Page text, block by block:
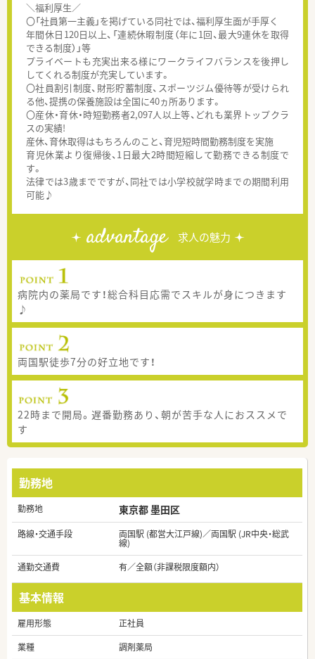
＼福利厚生／
〇「社員第一主義」を掲げている同社では、福利厚生面が手厚く
年間休日120日以上、「連続休暇制度（年に1回、最大9連休を取得
できる制度）」等
プライベートも充実出来る様にワークライフバランスを後押し
してくれる制度が充実しています。
〇社員割引制度、財形貯蓄制度、スポーツジム優待等が受けられ
る他、提携の保養施設は全国に40ヵ所あります。
〇産休・育休・時短勤務者2,097人以上等、どれも業界トップクラ
スの実績!
産休、育休取得はもちろんのこと、育児短時間勤務制度を実施
育児休業より復帰後、1日最大2時間短縮して勤務できる制度で
す。
法律では3歳までですが、同社では小学校就学時までの期間利用
可能♪
advantage 求人の魅力
病院内の薬局です！総合科目応需でスキルが身につきます
♪
両国駅徒歩7分の好立地です！
22時まで開局。遅番勤務あり、朝が苦手な人におススメで
す
勤務地
勤務地 東京都 墨田区
路線・交通手段 両国駅 (都営大江戸線)／両国駅 (JR中央・総武
線)
通勤交通費
有／全額（非課税限度額内）
基本情報
雇用形態
正社員
業種
調剤薬局